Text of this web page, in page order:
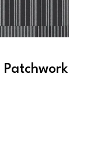
Patchwork